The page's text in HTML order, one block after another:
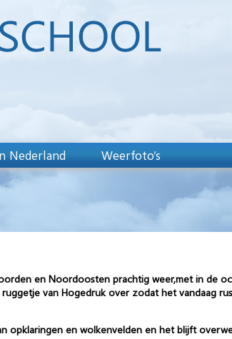
Nederland Weerfoto’s
en Noordoosten prachtig weer,met in de
van Hogedruk over zodat het vandaag
opklaringen en wolkenvelden en het blijft